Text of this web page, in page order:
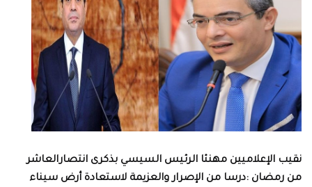
نقيب الإعلاميين مهنئا الرئيس السيسي بذكرى انتصارالعاشر
من رمضان :درسا من الإصرار والعزيمة لاستعادة أرض سيناء